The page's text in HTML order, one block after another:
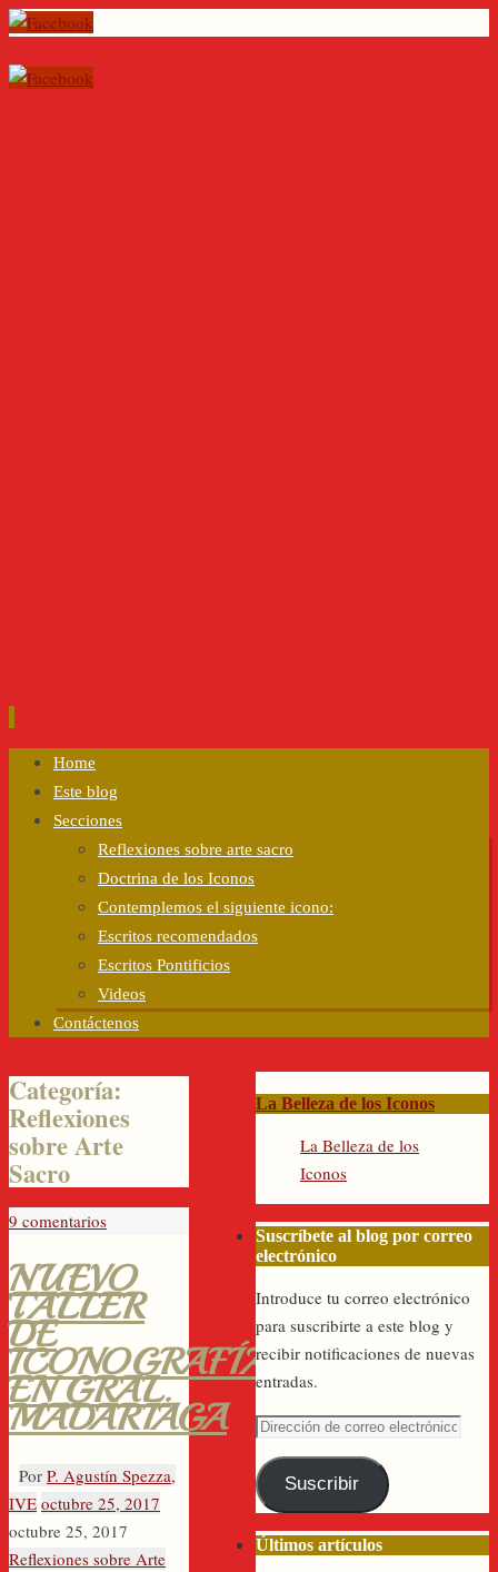
contenido
Home
Este blog
Secciones
Reflexiones sobre arte sacro
Doctrina de los Iconos
Contemplemos el siguiente icono:
Escritos recomendados
Escritos Pontificios
Videos
Contáctenos
Categoría:
Reflexiones
sobre Arte
Sacro
9 comentarios
NUEVO
TALLER
DE
ICONOGRAFÍA
EN GRAL.
MADARIAGA
Por P. Agustín Spezza,
IVE octubre 25, 2017
octubre 25, 2017
Reflexiones sobre Arte
La Belleza de los Iconos
La Belleza de los
Iconos
Suscríbete al blog por correo
electrónico
Introduce tu correo electrónico
para suscribirte a este blog y
recibir notificaciones de nuevas
entradas.
Dirección
correo
electrónico
Suscribir
Últimos artículos